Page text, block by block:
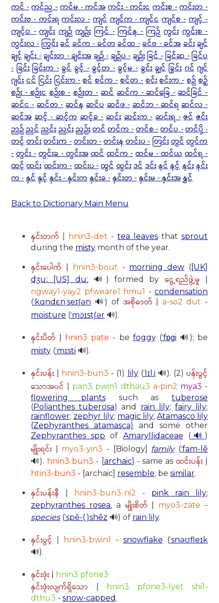
ကင် -ကင်ည -ကင်မ - ကင်အကင်း - ကင်းငကင်းစ -ကင်းတ -
ကင်းဗ - ကင်းရ ကင်းလ - ကျင် ကျင်က - ကျင်င ကျင်စ - ကျင့် -
ကျင့်ဝ - ကျင်း ကျဉ် ကျဉ်း ကြင် - ကြင်န - ကြဉ် ကွင်း ကွင်းစ -
ကွင်းလ -ကြွင်းခင်ခင်က - ခင်တခင်ထ -ခင်ဗ - ခင်အခင်းချင်
ချင့်ချင်း -ချင်းတ - ချင်းအချဉ် -ချဉ်ပ -ချဉ်းခြင် -ခြင်ဆ -ခြင်ပ
- ခြင်း ခြင်းက - ခွင် ခွင့် - ခွင့်တ - ခွင့်မ - ခွင်း ချွင် ခြွင်း ဂင် ဂျင်
ဂျင်းငင် ငြင်း ငြင်းက -စင်စင်က -စင်တ -စင်းစင်းက -စဉ်စဉ့်
စဉ်း - စဉ်းင စဉ်းစ - စဉ်းတ - ဆင် ဆင်က -ဆင်ခြေ - ဆင်ခြင် -
ဆင်င - ဆင်တ - ဆင်န ဆင်ပ ဆင်ဖ - ဆင်ဘ - ဆင်ရ ဆင်လ -
ဆင်အ ဆင့် - ဆင့်က ဆင့်ခ - ဆင်း ဆင်းက - ဆင်းရ - ဇင် ဇင်း
ဉာဉ်ညင်ညင်းညှင်းညှဉ်းတင်တင်က -တင်စ -တင်ပ -တင်ပို့ -
တင့်တင်းတင်းက -တင်းတ -တင်းနတင်းပ -တြင်းတွင်တွင်က
- တွင်း - တွင်းခ - တွင်းအ ထင် ထင်က - ထင်မ - ထင်ယ ထင်ရ -
ထင့်ထင်းထင်းက -ထင်းပ -ထွင်ထွင်းဒင်ဒင်းနင်နင့်နင်းနင်း
က -နှင်နှင့်နှင်း - နှင်းကနှင်းခ -နှင်းတ -နှင်းမ - နှင်းအနွှင်
Back to Dictionary Main Menu
နှင်းတက် hnin3-det - tea leaves that sprout
during the misty month of the year.
နှင်းပေါက် hnin3-bout - morning dew ([UK]
dʒuː [US] duː 🔊) formed by ငွေ့ရည်ဖွဲ့မှု
ngway1-yay2 pfweare1 hmu1 - condensation
(ˈkɑndɛnˌseɪʃən 🔊) of အစိုဓာတ် a-so2 dut -
moisture (ˈmɔɪstʃər 🔊).
နှင်းပိတ် hnin3 pate - be foggy(ˈfɒɡi 🔊); be
misty (ˈmɪsti 🔊).
နှင်းပန်း hnin3-bun3 - (1) lily(ˈlɪl.i 🔊). (2)ပန်းပွင့်
သောအပင်
pan3 pwin1 dthau3 a-pin2 mya3 -
flowering plantssuch as tuberose
(Polianthes tuberosa) and rain lily; fairy lily;
rainflower; zephyr lily; magic lily; Atamasco lily
(Zephyranthes atamasca)
and some other
Zephyranthes spp of Amaryllidaceae (🔊 )
မျိုးရင်း myo3-yin3 - [Biology] family(ˈfam-lē
🔊). hnin3 bun3 - [archaic] - same as ထင်းပန်း|
htin3-bun3 - [archaic] resemble; be similar.
နှင်းပန်းနီ hnin3-bun3-ni2 - pink rain lily;
zephyranthes rosea, a မျိုးစိတ် myo3-zate -
species(ˈspē-(ˌ)shēz 🔊) of rain lily.
နှင်းပွင့် hnin3-bwin1 - snowflake (ˈsnəʊfleɪk
🔊).
နှင်းဖုံး hnin3 pfone3
နှင်းဖုံးလျက်ရှိသော
hnin3 pfone3-lyet shi1-
dthu3 - snow-capped .